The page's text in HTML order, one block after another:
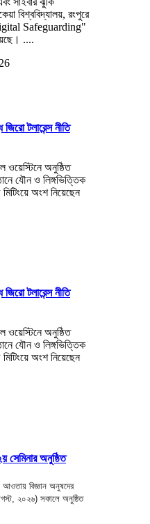
বিশ্ববিদ্যালয়, রংপুরে
Safeguarding"
....
টলারেন্স নীতি
ওয়েস্টিনে অনুষ্ঠিত
যৌন ও লিঙ্গভিত্তিক
অংশ নিয়েছেন
টলারেন্স নীতি
ওয়েস্টিনে অনুষ্ঠিত
যৌন ও লিঙ্গভিত্তিক
অংশ নিয়েছেন
সেমিনার অনুষ্ঠিত
আওতায় বিজ্ঞান অনুষদের
২০২৬) সকালে অনুষ্ঠিত